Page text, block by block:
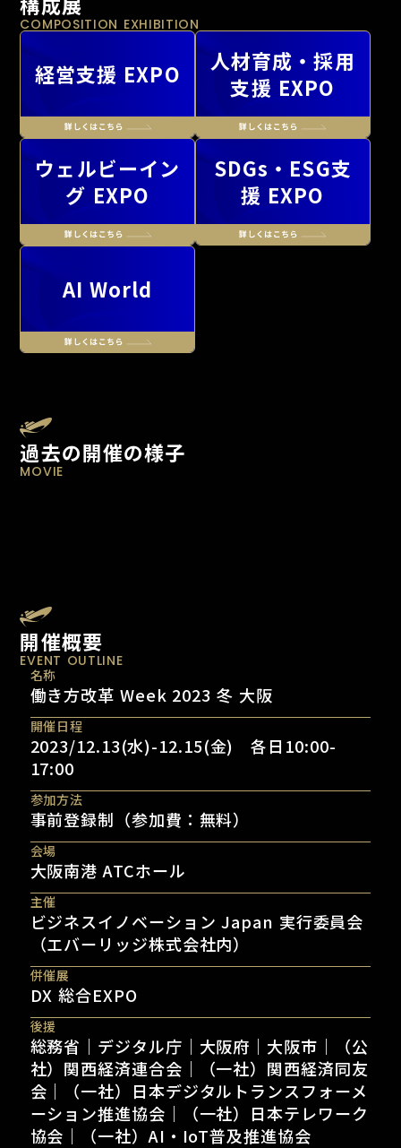
COMPOSITION EXHIBITION
経営支援 EXPO
人材育成・採用
支援 EXPO
ウェルビーイン
グ EXPO
SDGs・ESG支
援 EXPO
AI World
過去の開催の様子
MOVIE
開催概要
EVENT OUTLINE
名称
働き方改革 Week 2023 冬 大阪
開催日程
2023/12.13(水)-12.15(金) 各日10:00-
17:00
参加方法
事前登録制（参加費：無料）
会場
大阪南港 ATCホール
主催
ビジネスイノベーション Japan 実行委員会
（エバーリッジ株式会社内）
併催展
DX 総合EXPO
後援
総務省｜デジタル庁｜大阪府｜大阪市｜（公
社）関西経済連合会｜（一社）関西経済同友
会｜（一社）日本デジタルトランスフォーメ
ーション推進協会｜（一社）日本テレワーク
協会｜（一社）AI・IoT普及推進協会